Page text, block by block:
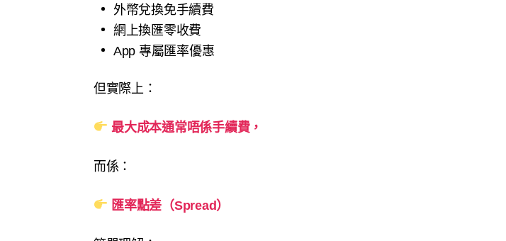
外幣兌換免手續費
網上換匯零收費
App 專屬匯率優惠
但實際上：
最大成本通常唔係手續費，
而係：
匯率點差（Spread）